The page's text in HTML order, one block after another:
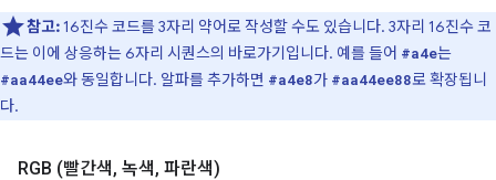
참고:16진수 코드를 3자리 약어로 작성할 수도 있습니다. 3자리 16진수 코
드는 이에 상응하는 6자리 시퀀스의 바로가기입니다. 예를 들어 #a4e는
#aa44ee와 동일합니다. 알파를 추가하면 #a4e8가 #aa44ee88로 확장됩니
다.
RGB (빨간색, 녹색, 파란색)